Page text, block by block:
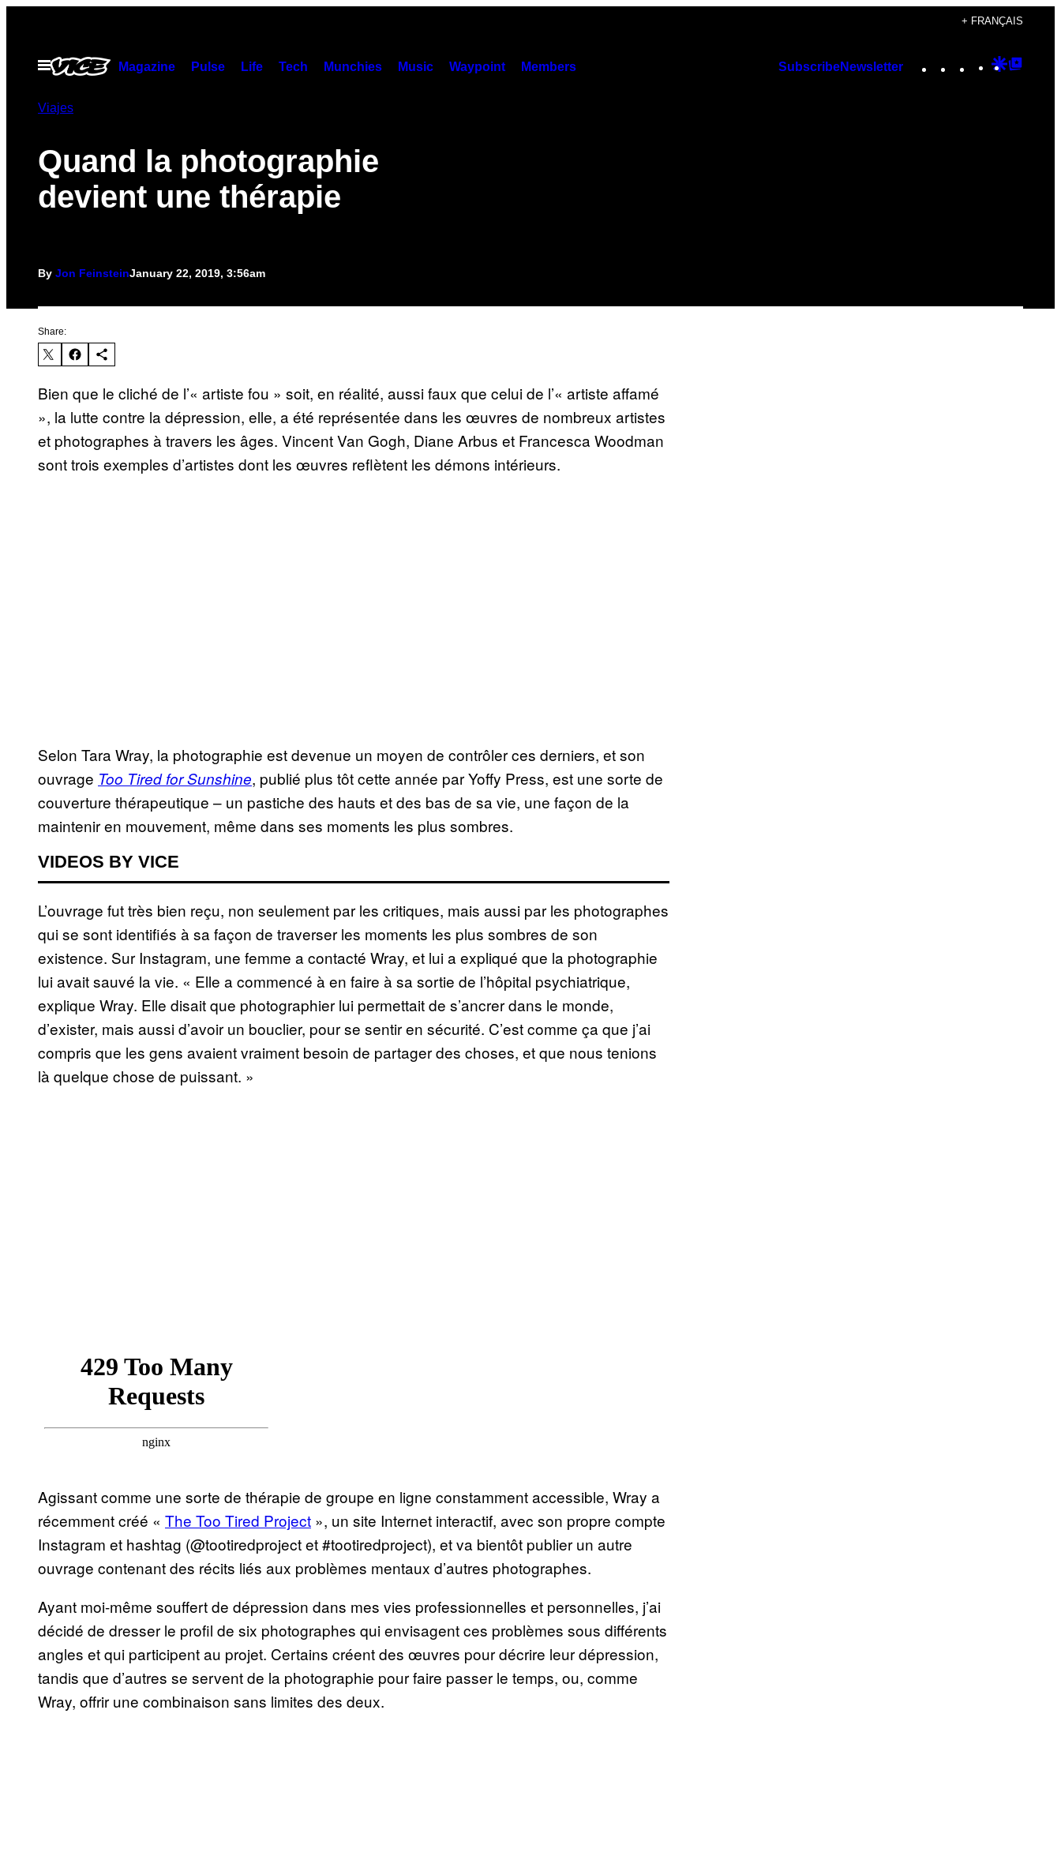
content
+ FRANÇAIS
Open
Menu
Magazine Pulse Life Tech Munchies Music Waypoint Members SubscribeNewsletter Instagram
TikTok
YouTube
Google
Viajes
Quand la photographie
devient une thérapie
By Jon FeinsteinJanuary 22, 2019, 3:56am
Share:
Bien que le cliché de l’« artiste fou » soit, en réalité, aussi faux que celui de l’« artiste affamé
», la lutte contre la dépression, elle, a été représentée dans les œuvres de nombreux artistes
et photographes à travers les âges. Vincent Van Gogh, Diane Arbus et Francesca Woodman
sont trois exemples d’artistes dont les œuvres reflètent les démons intérieurs.
Selon Tara Wray, la photographie est devenue un moyen de contrôler ces derniers, et son
ouvrage Too Tired for Sunshine, publié plus tôt cette année par Yoffy Press, est une sorte de
couverture thérapeutique – un pastiche des hauts et des bas de sa vie, une façon de la
maintenir en mouvement, même dans ses moments les plus sombres.
VIDEOS BY VICE
L’ouvrage fut très bien reçu, non seulement par les critiques, mais aussi par les photographes
qui se sont identifiés à sa façon de traverser les moments les plus sombres de son
existence. Sur Instagram, une femme a contacté Wray, et lui a expliqué que la photographie
lui avait sauvé la vie. « Elle a commencé à en faire à sa sortie de l’hôpital psychiatrique,
explique Wray. Elle disait que photographier lui permettait de s’ancrer dans le monde,
d’exister, mais aussi d’avoir un bouclier, pour se sentir en sécurité. C’est comme ça que j’ai
compris que les gens avaient vraiment besoin de partager des choses, et que nous tenions
là quelque chose de puissant. »
Agissant comme une sorte de thérapie de groupe en ligne constamment accessible, Wray a
récemment créé « The Too Tired Project », un site Internet interactif, avec son propre compte
Instagram et hashtag (@tootiredproject et #tootiredproject), et va bientôt publier un autre
ouvrage contenant des récits liés aux problèmes mentaux d’autres photographes.
Ayant moi-même souffert de dépression dans mes vies professionnelles et personnelles, j’ai
décidé de dresser le profil de six photographes qui envisagent ces problèmes sous différents
angles et qui participent au projet. Certains créent des œuvres pour décrire leur dépression,
tandis que d’autres se servent de la photographie pour faire passer le temps, ou, comme
Wray, offrir une combinaison sans limites des deux.